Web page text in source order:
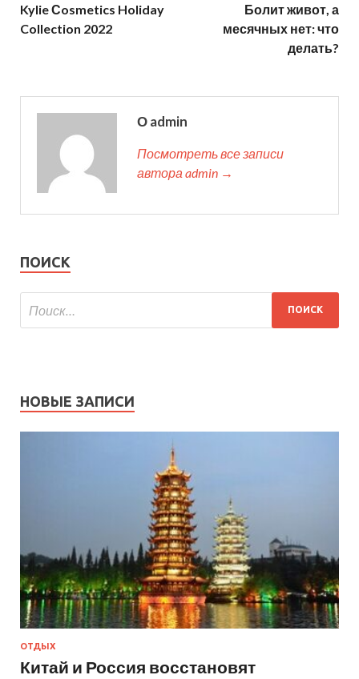
Kylie Сosmetics Holiday
Collection 2022
Болит живот, а
месячных нет: что
делать?
О admin
Посмотреть все записи
автора admin →
ПОИСК
НОВЫЕ ЗАПИСИ
ОТДЫХ
Китай и Россия восстановят